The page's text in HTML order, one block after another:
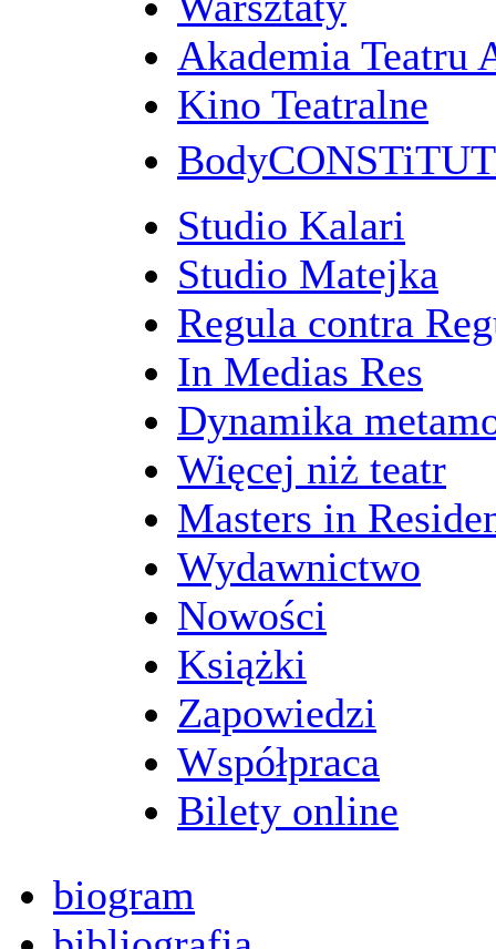
Akademia Teatru
Kino Teatralne
Studio Kalari
Studio Matejka
Regula contra
In Medias Res
Dynamika
Więcej niż teatr
Masters in
Wydawnictwo
Nowości
Książki
Zapowiedzi
Współpraca
Bilety online
biogram